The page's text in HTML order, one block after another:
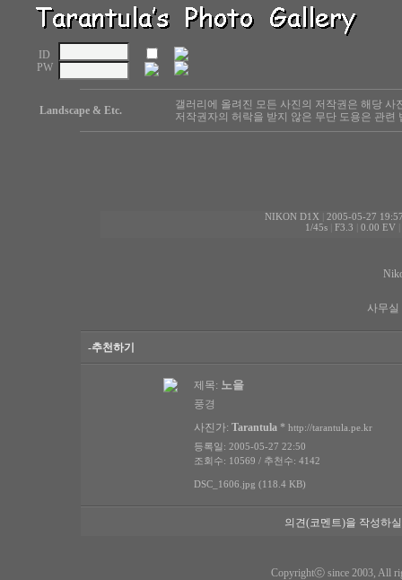
ID
PW
Landscape & Etc.
갤러리에 올려진 모든 사진의 저작권은 해당 사
저작권자의 허락을 받지 않은 무단 도용은 관련
NIKON D1X
2005-05-27
1/45s| F3.3 0.00 EV|
사무
-추천하기
제목: 노을
풍경
사진가: Tarantula * http://tarantula.pe.kr
등록일: 2005-05-27 22:50
조회수: 10569 / 추천수: 4142
DSC_1606.jpg (118.4 KB)
의견(코멘트)을 작성하
Copyrightⓒ since 2003, All